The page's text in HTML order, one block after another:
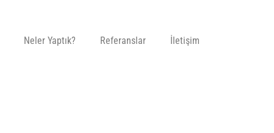
Neler Yaptık? Referanslar İletişim